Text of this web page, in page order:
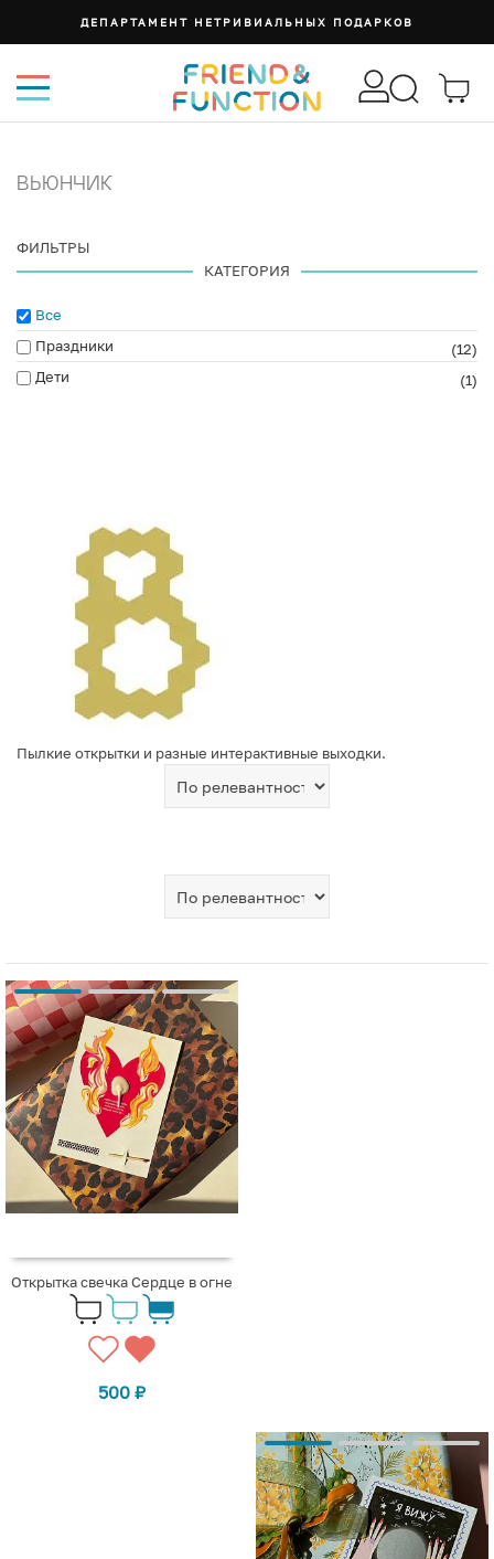
ДЕПАРТАМЕНТ НЕТРИВИАЛЬНЫХ ПОДАРКОВ
ВЬЮНЧИК
ФИЛЬТРЫ
КАТЕГОРИЯ
Все
Праздники
(12)
Дети
(1)
Пылкие открытки и разные интерактивные выходки.
Открытка свечка Сердце в огне
500 ₽